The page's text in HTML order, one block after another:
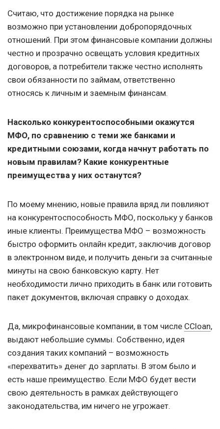
Считаю, что достижение порядка на рынке
возможно при установлении добропорядочных
отношений. При этом финансовые компании должны
честно и прозрачно освещать условия кредитных
договоров, а потребители также честно исполнять
свои обязанности по займам, ответственно
относясь к личным и заемным финансам.
Насколько конкурентоспособными окажутся
МФО, по сравнению с теми же банками и
кредитными союзами, когда начнут работать по
новым правилам? Какие конкурентные
преимущества у них останутся?
По моему мнению, новые правила вряд ли повлияют
на конкурентоспособность МФО, поскольку у банков
иные клиенты. Преимущества МФО – возможность
быстро оформить онлайн кредит, заключив договор
в электронном виде, и получить деньги за считанные
минуты на свою банковскую карту. Нет
необходимости лично приходить в банк или готовить
пакет документов, включая справку о доходах.
Да, микрофинансовые компании, в том числе CCloan,
выдают небольшие суммы. Собственно, идея
создания таких компаний – возможность
«перехватить» денег до зарплаты. В этом было и
есть наше преимущество. Если МФО будет вести
свою деятельность в рамках действующего
законодательства, им ничего не угрожает.